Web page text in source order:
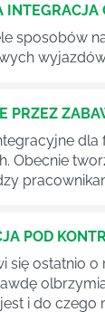
sposobów
PRZEZ
dla
Obecnie
POD
się ostatnio
i do